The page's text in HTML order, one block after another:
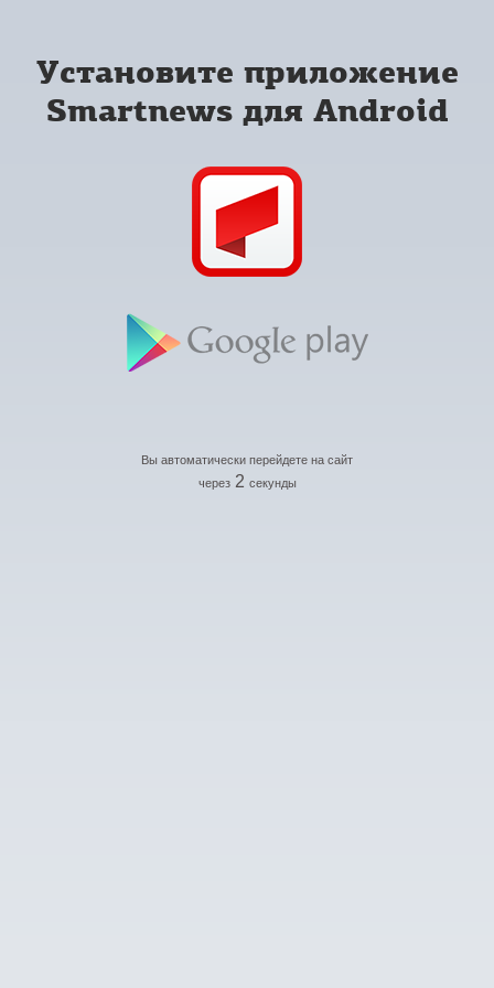
Установите приложение
Smartnews для Android
Вы автоматически перейдете на сайт
через 2 секунды